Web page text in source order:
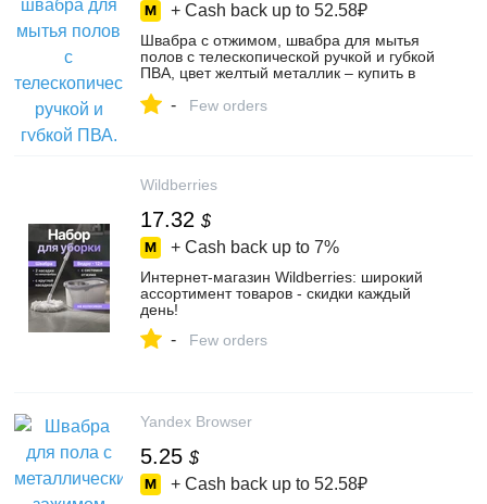
+ Cash back up to 52.58₽
Швабра с отжимом, швабра для мытья
полов с телескопической ручкой и губкой
ПВА, цвет желтый металлик – купить в
Яндекс Маркете, 4569136064
- Few orders
Wildberries
17.32 $
+ Cash back up to 7%
Интернет‑магазин Wildberries: широкий
ассортимент товаров - скидки каждый
день!
- Few orders
Yandex Browser
5.25 $
+ Cash back up to 52.58₽